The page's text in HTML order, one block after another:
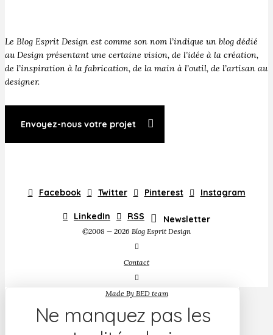
Le Blog Esprit Design est comme son nom l’indique un blog dédié
au Design présentant une certaine vision, de l’idée à la création,
de l’inspiration à la fabrication, de la main à l’outil, de l’artisan au
designer.
Envoyez-nous votre projet
Facebook Twitter Pinterest Instagram
LinkedIn RSS Newsletter
©2008 — 2026 Blog Esprit Design
Contact
Made By BED team
Ne manquez pas les